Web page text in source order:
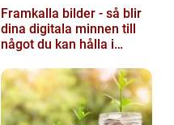
Framkalla bilder - så blir
dina digitala minnen till
något du kan hålla i